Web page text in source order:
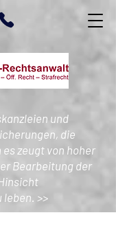
und
die
zeugt von hoher
Bearbeitung der
>>